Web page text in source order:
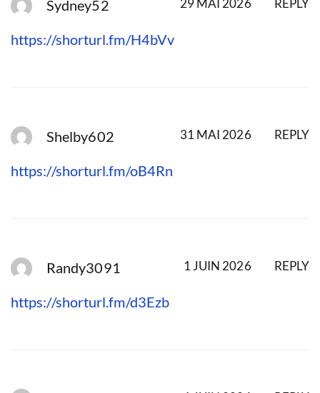
Sydney52 REPLY
29 MAI 2026
https://shorturl.fm/H4bVv
Shelby602 REPLY
31 MAI 2026
https://shorturl.fm/oB4Rn
Randy3091 REPLY
1 JUIN 2026
https://shorturl.fm/d3Ezb